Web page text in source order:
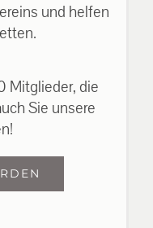
und helfen
Mitglieder, die
Sie unsere